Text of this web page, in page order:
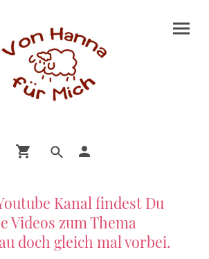
Kanal findest Du
Videos zum Thema
doch gleich mal vorbei.